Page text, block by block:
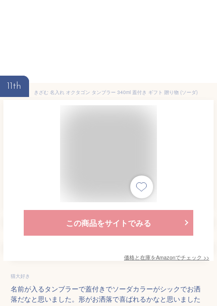
11th
きざむ 名入れ オクタゴン タンブラー 340ml 蓋付き ギフト 贈り物 (ソーダ)
この商品をサイトでみる
価格と在庫をAmazonでチェック >>
猫大好き
名前が入るタンブラーで蓋付きでソーダカラーがシックでお洒
落だなと思いました。形がお洒落で喜ばれるかなと思いました